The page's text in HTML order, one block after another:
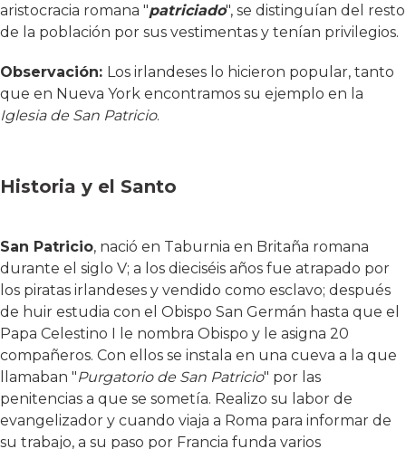
aristocracia romana "patriciado", se distinguían del resto
de la población por sus vestimentas y tenían privilegios.
Observación: Los irlandeses lo hicieron popular, tanto
que en Nueva York encontramos su ejemplo en la
Iglesia de San Patricio.
Historia y el Santo
San Patricio, nació en Taburnia en Britaña romana
durante el siglo V; a los dieciséis años fue atrapado por
los piratas irlandeses y vendido como esclavo; después
de huir estudia con el Obispo San Germán hasta que el
Papa Celestino I le nombra Obispo y le asigna 20
compañeros. Con ellos se instala en una cueva a la que
llamaban "Purgatorio de San Patricio" por las
penitencias a que se sometía. Realizo su labor de
evangelizador y cuando viaja a Roma para informar de
su trabajo, a su paso por Francia funda varios